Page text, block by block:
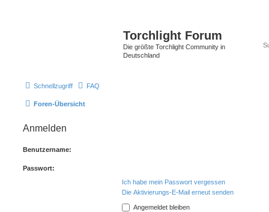
Torchlight Forum
Die größte Torchlight Community in
Deutschland
Schnellzugriff FAQ
Foren-Übersicht
Anmelden
Benutzername:
Passwort:
Ich habe mein Passwort vergessen
Die Aktivierungs-E-Mail erneut senden
Angemeldet bleiben